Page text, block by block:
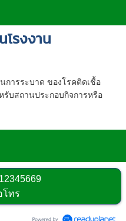
รงงาน
ารระบาด ของโรคติดเชื้อ
รับสถานประกอบกิจการหรือ
โทร